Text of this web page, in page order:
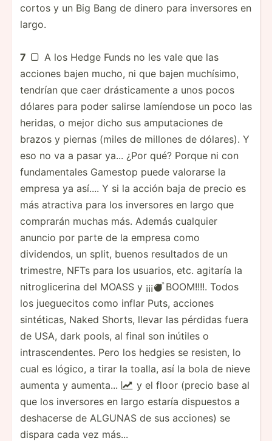
cortos y un Big Bang de dinero para inversores en
largo.
7 
A los Hedge Funds no les vale que las
acciones bajen mucho, ni que bajen muchísimo,
tendrían que caer drásticamente a unos pocos
dólares para poder salirse lamíendose un poco las
heridas, o mejor dicho sus amputaciones de
brazos y piernas (miles de millones de dólares). Y
eso no va a pasar ya... ¿Por qué? Porque ni con
fundamentales Gamestop puede valorarse la
empresa ya así.... Y si la acción baja de precio es
más atractiva para los inversores en largo que
comprarán muchas más. Además cualquier
anuncio por parte de la empresa como
dividendos, un split, buenos resultados de un
trimestre, NFTs para los usuarios, etc. agitaría la
nitroglicerina del MOASS y ¡¡¡  BOOM!!!!. Todos
los jueguecitos como inflar Puts, acciones
sintéticas, Naked Shorts, llevar las pérdidas fuera
de USA, dark pools, al final son inútiles o
intrascendentes. Pero los hedgies se resisten, lo
cual es lógico, a tirar la toalla, así la bola de nieve
aumenta y aumenta...  y el floor (precio base al
que los inversores en largo estaría dispuestos a
deshacerse de ALGUNAS de sus acciones) se
dispara cada vez más...